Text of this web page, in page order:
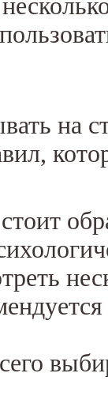
на